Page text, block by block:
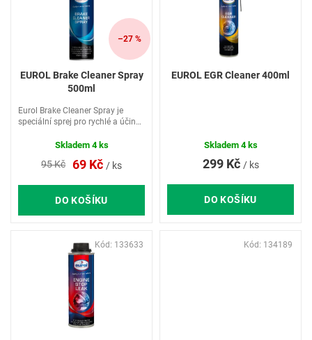
–27 %
EUROL Brake Cleaner Spray
500ml
95 Kč 69 Kč / ks
DO KOŠÍKU
Eurol Brake Cleaner Spray je
speciální sprej pro rychlé a účinné
Skladem 4 ks
EUROL EGR Cleaner 400ml
299 Kč / ks
DO KOŠÍKU
Skladem 4 ks
Kód: 133633 Kód: 134189